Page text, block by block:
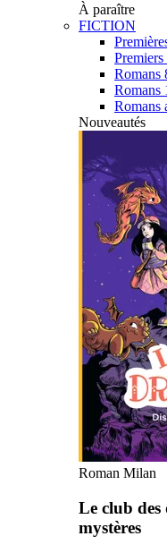
À paraître
FICTION
Romans
Romans
Romans
Nouveautés
Roman Milan
Le club
mystères